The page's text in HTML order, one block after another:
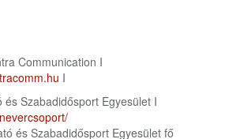
Communication I
I
és Szabadidősport Egyesület I
és Szabadidősport Egyesület fő